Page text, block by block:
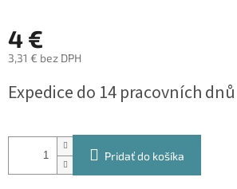
4 €
3,31 € bez DPH
cena:
Expedice do 14 pracovních dnů
Pridať do košíka